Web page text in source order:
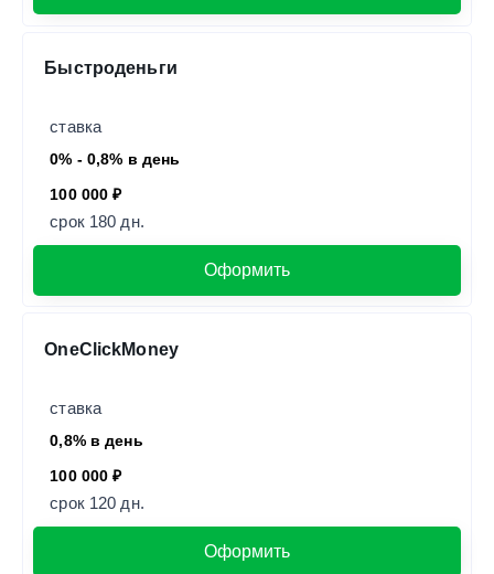
Быстроденьги
ставка
0% - 0,8% в день
100 000 ₽
срок 180 дн.
Оформить
OneClickMoney
ставка
0,8% в день
100 000 ₽
срок 120 дн.
Оформить